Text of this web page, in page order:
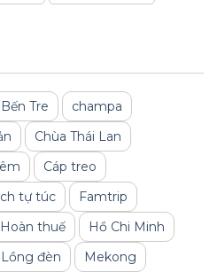
Bến Tre
champa
Chùa Thái Lan
Cáp treo
tự túc
Famtrip
Hoàn thuế
Hồ Chi Minh
Lồng đèn
Mekong